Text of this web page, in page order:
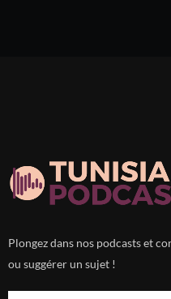
Plongez dans nos podcasts et
ou suggérer un sujet !